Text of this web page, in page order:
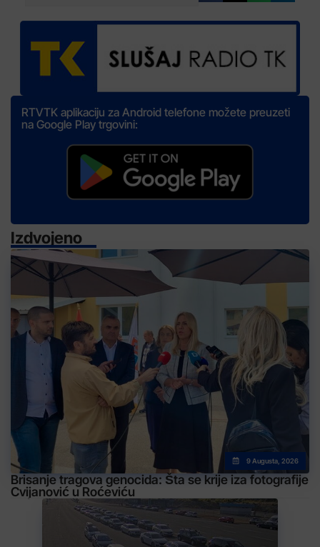
RTVTK aplikaciju za Android telefone možete preuzeti
na Google Play trgovini:
Izdvojeno
9 Augusta, 2026
Brisanje tragova genocida: Šta se krije iza fotografije
Cvijanović u Roćeviću